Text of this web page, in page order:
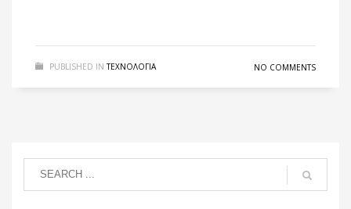
PUBLISHED IN ΤΕΧΝΟΛΟΓΙΑ NO COMMENTS